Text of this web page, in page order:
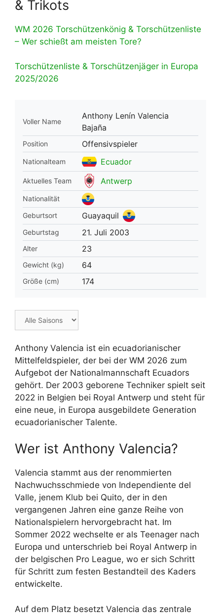
& Trikots
WM 2026 Torschützenkönig & Torschützenliste
– Wer schießt am meisten Tore?
Torschützenliste & Torschützenjäger in Europa
2025/2026
Voller Name
Anthony Lenín Valencia
Bajaña
Position Offensivspieler
Nationalteam Ecuador
Aktuelles Team Antwerp
Nationalität
Geburtsort
Guayaquil
Geburtstag 21. Juli 2003
Alter 23
Gewicht (kg) 64
Größe (cm) 174
Anthony Valencia ist ein ecuadorianischer
Mittelfeldspieler, der bei der WM 2026 zum
Aufgebot der Nationalmannschaft Ecuadors
gehört. Der 2003 geborene Techniker spielt seit
2022 in Belgien bei Royal Antwerp und steht für
eine neue, in Europa ausgebildete Generation
ecuadorianischer Talente.
Wer ist Anthony Valencia?
Valencia stammt aus der renommierten
Nachwuchsschmiede von Independiente del
Valle, jenem Klub bei Quito, der in den
vergangenen Jahren eine ganze Reihe von
Nationalspielern hervorgebracht hat. Im
Sommer 2022 wechselte er als Teenager nach
Europa und unterschrieb bei Royal Antwerp in
der belgischen Pro League, wo er sich Schritt
für Schritt zum festen Bestandteil des Kaders
entwickelte.
Auf dem Platz besetzt Valencia das zentrale